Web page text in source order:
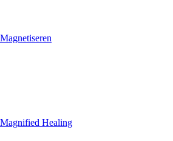
Magnetiseren
Magnified Healing